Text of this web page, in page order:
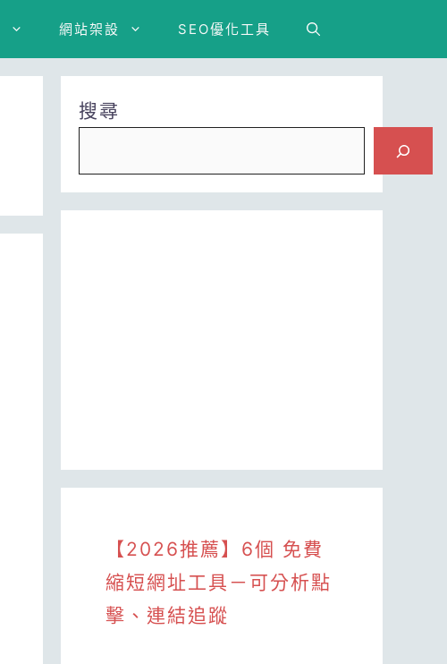
網站架設 SEO優化工具
搜尋
【2026推薦】6個 免費
縮短網址工具－可分析點
擊、連結追蹤